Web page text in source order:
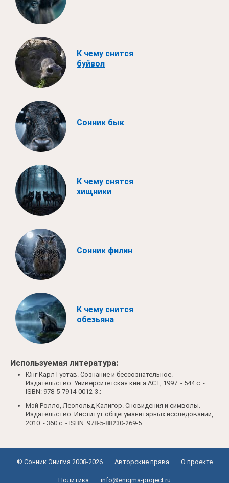
К чему снится
буйвол
Сонник бык
К чему снятся
хищники
Сонник филин
К чему снится
обезьяна
Используемая литература:
Юнг Карл Густав. Сознание и бессознательное. -
Издательство: Университетская книга АСТ, 1997. - 544 c. -
ISBN: 978-5-7914-0012-3.:
Мэй Ролло, Леопольд Калигор. Сновидения и символы. -
Издательство: Институт общегуманитарных исследований,
2010. - 360 c. - ISBN: 978-5-88230-269-5.:
© Сонник Энигма 2008-2026 Авторские права О проекте
Политика info@enigma-project.ru